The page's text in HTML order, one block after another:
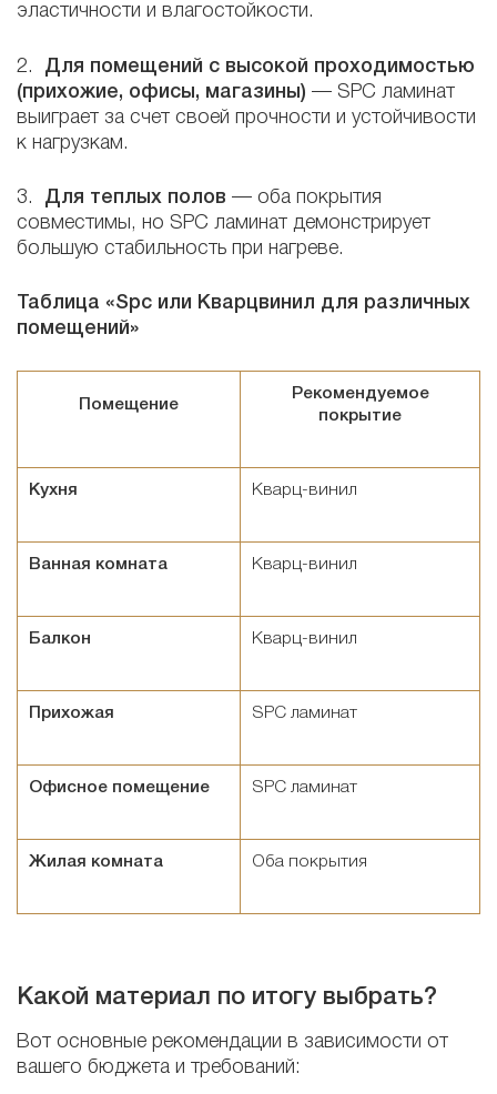
эластичности и влагостойкости.
2. Для помещений с высокой проходимостью
(прихожие, офисы, магазины) — SPC ламинат
выиграет за счет своей прочности и устойчивости
к нагрузкам.
3. Для теплых полов — оба покрытия
совместимы, но SPC ламинат демонстрирует
большую стабильность при нагреве.
Таблица «Spc или Кварцвинил для различных
помещений»
Помещение
Рекомендуемое
покрытие
Кухня Кварц-винил
Ванная комната Кварц-винил
Балкон Кварц-винил
Прихожая SPC ламинат
Офисное помещение SPC ламинат
Жилая комната Оба покрытия
Какой материал по итогу выбрать?
Вот основные рекомендации в зависимости от
вашего бюджета и требований: